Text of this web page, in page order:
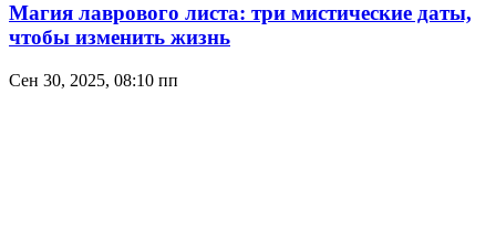
Магия лаврового листа: три мистические даты,
чтобы изменить жизнь
Сен 30, 2025, 08:10 пп